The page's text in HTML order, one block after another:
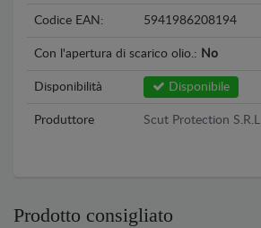
Codice EAN: 5941986208194
Con l'apertura di scarico olio.: No
Disponibilità Disponibile
Produttore Scut Protection S.R.L
Prodotto consigliato